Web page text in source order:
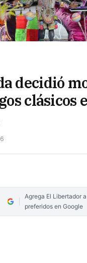
decidió
clásicos
Agrega El Libertador
preferidos en Google